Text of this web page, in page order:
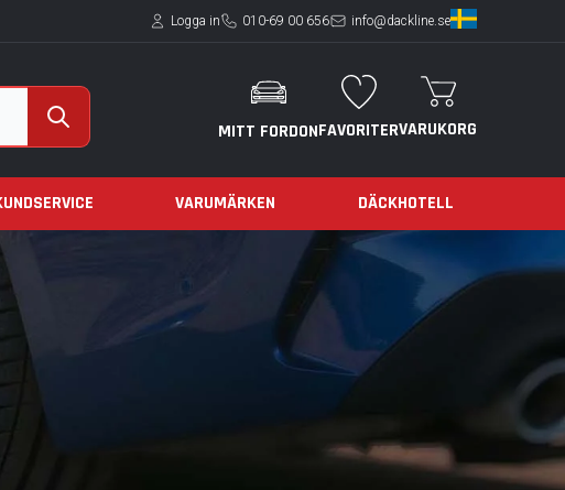
Logga in 010-69 00 656 info@dackline.se
MITT FORDONFAVORITERVARUKORG
VARUMÄRKEN DÄCKHOTELL